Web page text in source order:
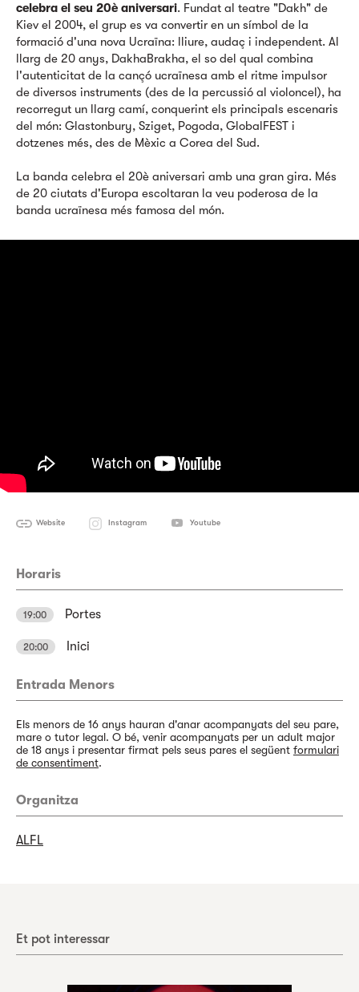
celebra el seu 20è aniversari. Fundat al teatre "Dakh" de
Kiev el 2004, el grup es va convertir en un símbol de la
formació d'una nova Ucraïna: lliure, audaç i independent. Al
llarg de 20 anys, DakhaBrakha, el so del qual combina
l'autenticitat de la cançó ucraïnesa amb el ritme impulsor
de diversos instruments (des de la percussió al violoncel), ha
recorregut un llarg camí, conquerint els principals escenaris
del món: Glastonbury, Sziget, Pogoda, GlobalFEST i
dotzenes més, des de Mèxic a Corea del Sud.
La banda celebra el 20è aniversari amb una gran gira. Més
de 20 ciutats d'Europa escoltaran la veu poderosa de la
banda ucraïnesa més famosa del món.
Website Instagram Youtube
Horaris
19:00 Portes
20:00 Inici
Entrada Menors
Els menors de 16 anys hauran d'anar acompanyats del seu pare,
mare o tutor legal. O bé, venir acompanyats per un adult major
de 18 anys i presentar firmat pels seus pares el següent formulari
de consentiment.
Organitza
ALFL
Et pot interessar